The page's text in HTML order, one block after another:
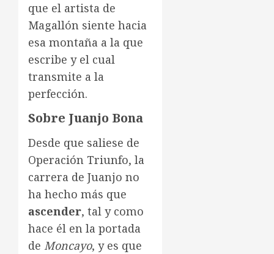
que el artista de
Magallón siente hacia
esa montaña a la que
escribe y el cual
transmite a la
perfección.
Sobre Juanjo Bona
Desde que saliese de
Operación Triunfo, la
carrera de Juanjo no
ha hecho más que
ascender, tal y como
hace él en la portada
de Moncayo, y es que